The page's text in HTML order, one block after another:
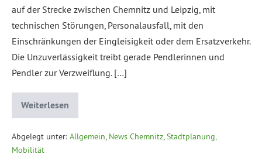
auf der Strecke zwischen Chemnitz und Leipzig, mit
technischen Störungen, Personalausfall, mit den
Einschränkungen der Eingleisigkeit oder dem Ersatzverkehr.
Die Unzuverlässigkeit treibt gerade Pendlerinnen und
Pendler zur Verzweiflung. […]
Weiterlesen
Abgelegt unter: Allgemein, News Chemnitz,Stadtplanung,
Mobilität